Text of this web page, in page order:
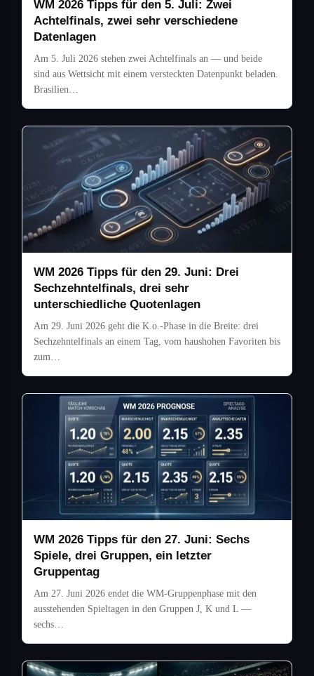
WM 2026 Tipps für den 5. Juli: Zwei
Achtelfinals, zwei sehr verschiedene
Datenlagen
Am 5. Juli 2026 stehen zwei Achtelfinals an — und beide
sind aus Wettsicht mit einem versteckten Datenpunkt beladen.
Brasilien…
WM 2026 Tipps für den 29. Juni: Drei
Sechzehntelfinals, drei sehr
unterschiedliche Quotenlagen
Am 29. Juni 2026 geht die K.o.-Phase in die Breite: drei
Sechzehntelfinals an einem Tag, vom haushohen Favoriten bis
zum…
WM 2026 Tipps für den 27. Juni: Sechs
Spiele, drei Gruppen, ein letzter
Gruppentag
Am 27. Juni 2026 endet die WM-Gruppenphase mit den
ausstehenden Spieltagen in den Gruppen J, K und L —
sechs…